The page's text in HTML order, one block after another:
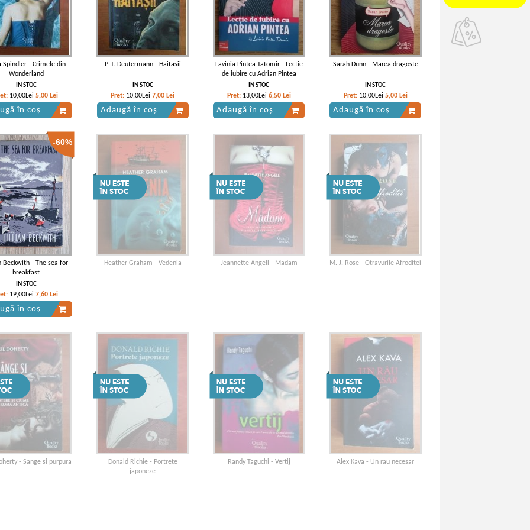
Spindler - Crimele din
Wonderland
IN STOC
10,00Lei 5,00 Lei
în coș
P. T. Deutermann - Haitasii
IN STOC
Pret:10,00Lei 7,00 Lei
Adaugă în coș
Lavinia Pintea Tatomir - Lectie
de iubire cu Adrian Pintea
IN STOC
Pret: 13,00Lei 6,50 Lei
Adaugă în coș
Sarah Dunn - Marea dragoste
IN STOC
Pret:10,00Lei 5,00 Lei
Adaugă în coș
-60%
Beckwith - The sea for
breakfast
IN STOC
19,00Lei 7,60 Lei
în coș
Heather Graham - Vedenia Jeannette Angell - Madam M. J. Rose - Otravurile Afroditei
- Sange si purpura
Donald Richie - Portrete
japoneze
Randy Taguchi - Vertij Alex Kava - Un rau necesar